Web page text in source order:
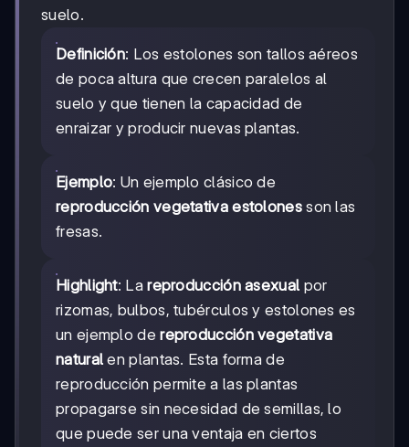
suelo.
Definición: Los estolones son tallos aéreos
de poca altura que crecen paralelos al
suelo y que tienen la capacidad de
enraizar y producir nuevas plantas.
Ejemplo: Un ejemplo clásico de
reproducción vegetativa estolonesson las
fresas.
Highlight: Lareproducción asexual por
rizomas, bulbos, tubérculos y estolones es
un ejemplo dereproducción vegetativa
natural en plantas. Esta forma de
reproducción permite a las plantas
propagarse sin necesidad de semillas, lo
que puede ser una ventaja en ciertos